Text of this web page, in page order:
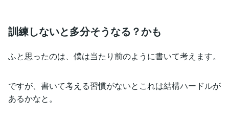
訓練しないと多分そうなる？かも
ふと思ったのは、僕は当たり前のように書いて考えます。
ですが、書いて考える習慣がないとこれは結構ハードルが
あるかなと。